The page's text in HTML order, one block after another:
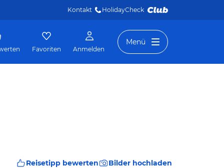
Kontakt HolidayCheck
Favoriten Anmelden
Menü
Reisetipp bewerten Bilder hochladen